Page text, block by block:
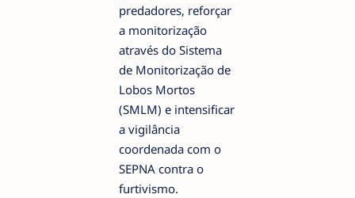
predadores, reforçar
a monitorização
através do Sistema
de Monitorização de
Lobos Mortos
(SMLM) e intensificar
a vigilância
coordenada com o
SEPNA contra o
furtivismo.